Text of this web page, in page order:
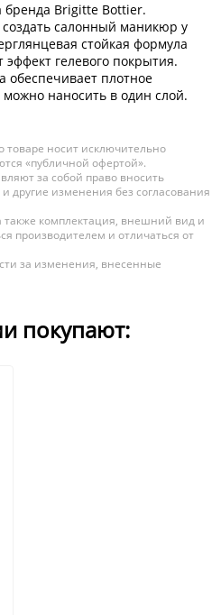
бренда Brigitte Bottier.
создать салонный маникюр у
стойкая формула
гелевого покрытия.
обеспечивает плотное
наносить в один слой.
носит исключительно
«публичной офертой».
за собой право вносить
другие изменения без согласования
также комплектация, внешний вид и
производителем и отличаться от
за изменения, внесенные
покупают: